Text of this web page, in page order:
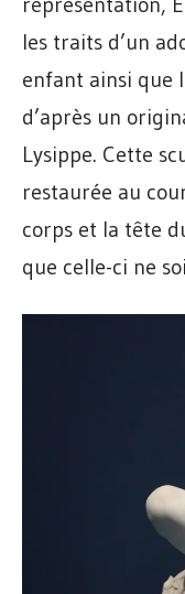
les traits d’un
enfant ainsi que
d’après un
Lysippe. Cette
restaurée au
corps et la tête
que celle-ci ne